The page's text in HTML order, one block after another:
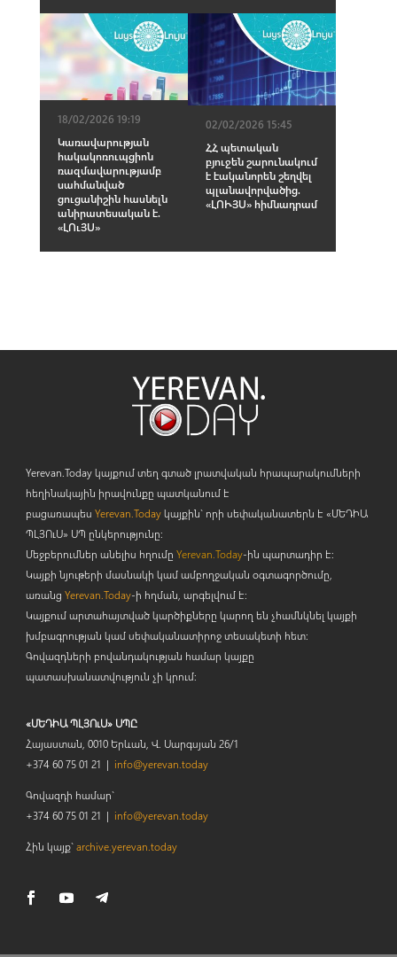
18/02/2026 19:19
Կառավարության
հակակոռուպցիոն
ռազմավարությամբ
սահմանված
ցուցանիշին հասնելն
անիրատեսական է.
«ԼՈւՅՍ»
02/02/2026 15:45
ՀՀ պետական
բյուջեն շարունակում
է էականորեն շեղվել
պլանավորվածից.
«ԼՈՒՅՍ» հիմնադրամ
Yerevan.Today կայքում տեղ գտած լրատվական հրապարակումների
հեղինակային իրավունքը պատկանում է
բացառապես Yerevan.Todayկայքին` որի սեփականատերն է «ՄԵԴԻԱ
ՊԼՅՈւՍ» ՍՊ ընկերությունը։
Մեջբերումներ անելիս հղումը Yerevan.Today-ին պարտադիր է:
Կայքի նյութերի մասնակի կամ ամբողջական օգտագործումը,
առանց Yerevan.Today-ի հղման, արգելվում է:
Կայքում արտահայտված կարծիքները կարող են չհամնկնել կայքի
խմբագրության կամ սեփականատիրոջ տեսակետի հետ:
Գովազդների բովանդակության համար կայքը
պատասխանատվություն չի կրում:
«ՄԵԴԻԱ ՊԼՅՈւՍ» ՍՊԸ
Հայաստան, 0010 Երևան, Վ. Սարգսյան 26/1
+374 60 75 01 21 | info@yerevan.today
Գովազդի համար`
+374 60 75 01 21 | info@yerevan.today
Հին կայք`archive.yerevan.today